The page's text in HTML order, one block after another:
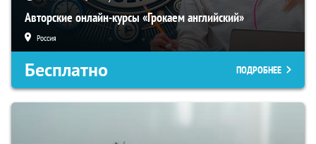
Авторские онлайн-курсы «Грокаем английский»
Россия
Бесплатно ПОДРОБНЕЕ